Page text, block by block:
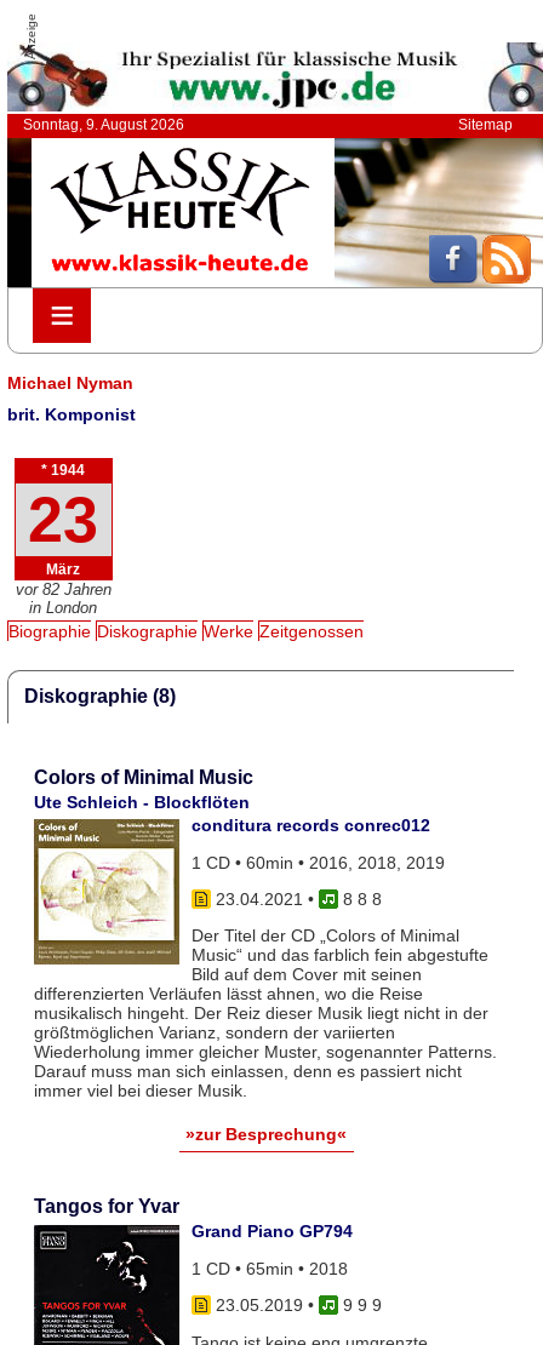
Anzeige
Sonntag, 9. August 2026 Sitemap
≡
≡
Michael Nyman
brit. Komponist
* 1944
23
März
vor 82 Jahren
in London
Biographie Diskographie Werke Zeitgenossen
Diskographie (8)
Colors of Minimal Music
Ute Schleich - Blockflöten
conditura records conrec012
1 CD • 60min • 2016, 2018, 2019
23.04.2021 •
8 8 8
Der Titel der CD „Colors of Minimal
Music“ und das farblich fein abgestufte
Bild auf dem Cover mit seinen
differenzierten Verläufen lässt ahnen, wo die Reise
musikalisch hingeht. Der Reiz dieser Musik liegt nicht in der
größtmöglichen Varianz, sondern der variierten
Wiederholung immer gleicher Muster, sogenannter Patterns.
Darauf muss man sich einlassen, denn es passiert nicht
immer viel bei dieser Musik.
»zur Besprechung«
Tangos for Yvar
Grand Piano GP794
1 CD • 65min • 2018
23.05.2019 •
9 9 9